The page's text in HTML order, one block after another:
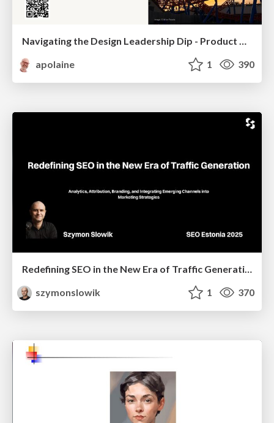
apolaine
1 390
Redefining SEO in the New Era of Traffic Generation
szymonslowik
1 370